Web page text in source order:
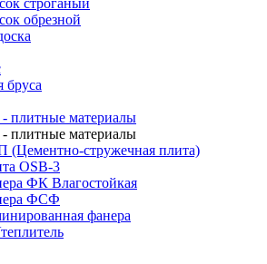
строганый
обрезной
бруса
- плитные материалы
- плитные материалы
(Цементно-стружечная плита)
OSB-3
ФК Влагостойкая
ФСФ
фанера